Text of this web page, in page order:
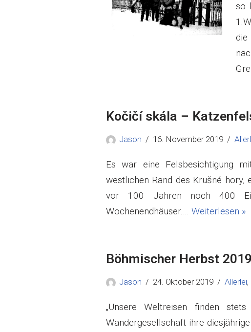
so
die
Kočičí skála –
Jason 16. November 2019
Es war eine Felsbesichtigung
westlichen Rand des Krušné
vor 100 Jahren noch 400
Wochenendhäuser.… Weiterlesen »
Böhmischer Herbst 2019
Jason 24. Oktober 2019 Allerlei,
„Unsere Weltreisen finden
Wandergesellschaft ihre